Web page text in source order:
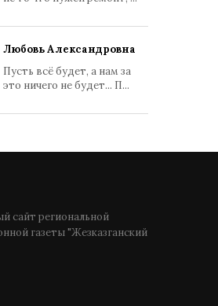
Любовь Александровна
Пусть всё будет, а нам за
это ничего не будет... П...
сайт региональной
газеты "Жезказганский